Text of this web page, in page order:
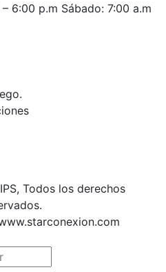
6:00 p.m Sábado: 7:00 a.m
Todos los derechos